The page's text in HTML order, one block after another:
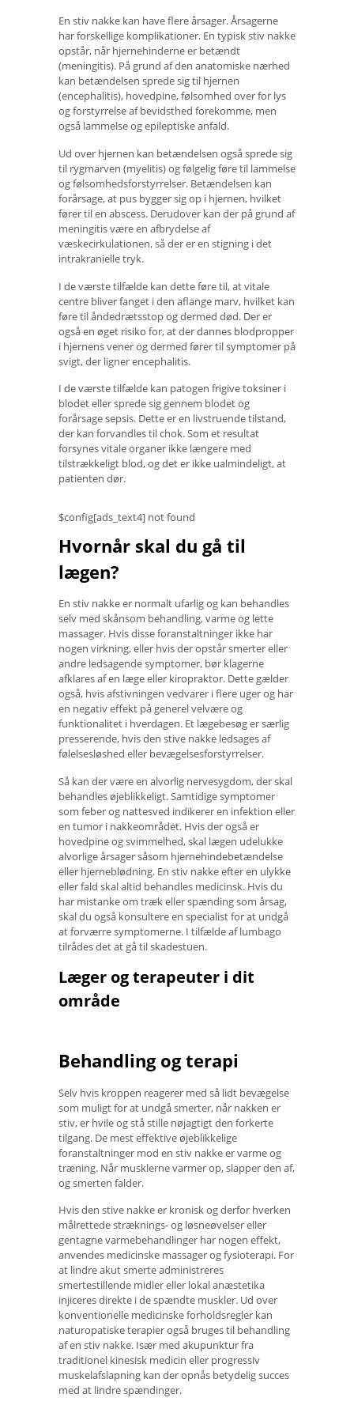
En stiv nakke kan have flere årsager. Årsagerne
har forskellige komplikationer. En typisk stiv nakke
opstår, når hjernehinderne er betændt
(meningitis). På grund af den anatomiske nærhed
kan betændelsen sprede sig til hjernen
(encephalitis), hovedpine, følsomhed over for lys
og forstyrrelse af bevidsthed forekomme, men
også lammelse og epileptiske anfald.
Ud over hjernen kan betændelsen også sprede sig
til rygmarven (myelitis) og følgelig føre til lammelse
og følsomhedsforstyrrelser. Betændelsen kan
forårsage, at pus bygger sig op i hjernen, hvilket
fører til en abscess. Derudover kan der på grund af
meningitis være en afbrydelse af
væskecirkulationen, så der er en stigning i det
intrakranielle tryk.
I de værste tilfælde kan dette føre til, at vitale
centre bliver fanget i den aflange marv, hvilket kan
føre til åndedrætsstop og dermed død. Der er
også en øget risiko for, at der dannes blodpropper
i hjernens vener og dermed fører til symptomer på
svigt, der ligner encephalitis.
I de værste tilfælde kan patogen frigive toksiner i
blodet eller sprede sig gennem blodet og
forårsage sepsis. Dette er en livstruende tilstand,
der kan forvandles til chok. Som et resultat
forsynes vitale organer ikke længere med
tilstrækkeligt blod, og det er ikke ualmindeligt, at
patienten dør.
$config[ads_text4] not found
Hvornår skal du gå til
lægen?
En stiv nakke er normalt ufarlig og kan behandles
selv med skånsom behandling, varme og lette
massager. Hvis disse foranstaltninger ikke har
nogen virkning, eller hvis der opstår smerter eller
andre ledsagende symptomer, bør klagerne
afklares af en læge eller kiropraktor. Dette gælder
også, hvis afstivningen vedvarer i flere uger og har
en negativ effekt på generel velvære og
funktionalitet i hverdagen. Et lægebesøg er særlig
presserende, hvis den stive nakke ledsages af
følelsesløshed eller bevægelsesforstyrrelser.
Så kan der være en alvorlig nervesygdom, der skal
behandles øjeblikkeligt. Samtidige symptomer
som feber og nattesved indikerer en infektion eller
en tumor i nakkeområdet. Hvis der også er
hovedpine og svimmelhed, skal lægen udelukke
alvorlige årsager såsom hjernehindebetændelse
eller hjerneblødning. En stiv nakke efter en ulykke
eller fald skal altid behandles medicinsk. Hvis du
har mistanke om træk eller spænding som årsag,
skal du også konsultere en specialist for at undgå
at forværre symptomerne. I tilfælde af lumbago
tilrådes det at gå til skadestuen.
Læger og terapeuter i dit
område
Behandling og terapi
Selv hvis kroppen reagerer med så lidt bevægelse
som muligt for at undgå smerter, når nakken er
stiv, er hvile og stå stille nøjagtigt den forkerte
tilgang. De mest effektive øjeblikkelige
foranstaltninger mod en stiv nakke er varme og
træning. Når musklerne varmer op, slapper den af,
og smerten falder.
Hvis den stive nakke er kronisk og derfor hverken
målrettede stræknings- og løsneøvelser eller
gentagne varmebehandlinger har nogen effekt,
anvendes medicinske massager og fysioterapi. For
at lindre akut smerte administreres
smertestillende midler eller lokal anæstetika
injiceres direkte i de spændte muskler. Ud over
konventionelle medicinske forholdsregler kan
naturopatiske terapier også bruges til behandling
af en stiv nakke. Især med akupunktur fra
traditionel kinesisk medicin eller progressiv
muskelafslapning kan der opnås betydelig succes
med at lindre spændinger.